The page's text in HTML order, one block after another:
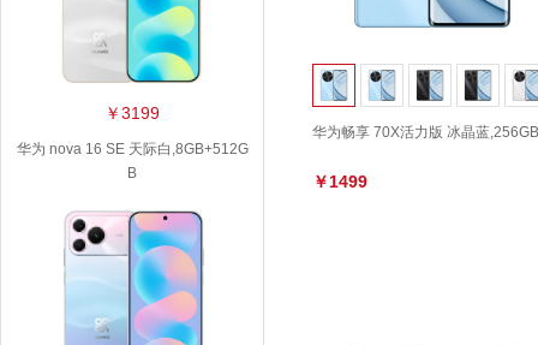
￥3199
华为 nova 16 SE 天际白,8GB+512G
B
华为畅享 70X活力版 冰晶蓝,256GB
￥1499